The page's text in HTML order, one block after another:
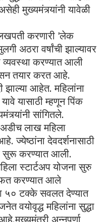
मुख्यमंत्र्यांनी यावेळी
लखपती करणारी 'लेक
अठरा वर्षांची झाल्यावर
करण्यात आली
तयार करत आहे.
आहेत. महिलांना
यासाठी म्हणून पिंक
सांगितले.
लाख महिला
ज्येष्ठांना देवदर्शनासाठी
सुरू करण्यात आली.
स्टार्टअप योजना सुरु
करण्यात आले
५० टक्के सवलत देण्यात
वयोवृद्ध महिलांना सुद्धा
अन्नपूर्णा